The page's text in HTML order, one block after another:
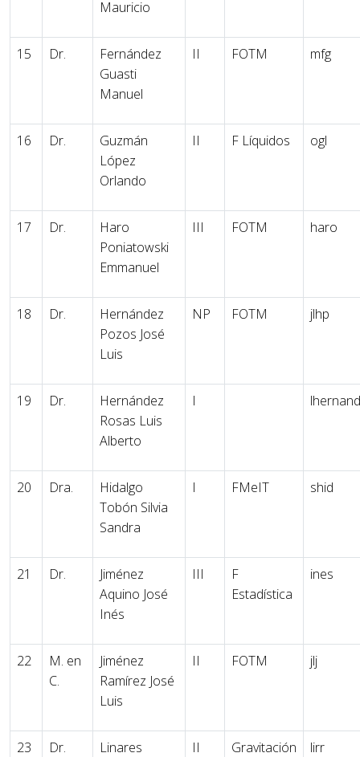
Mauricio
15 Dr.
Fernández
Guasti
Manuel
II FOTM mfg
16 Dr.
Guzmán
López
Orlando
II F Líquidos ogl
17 Dr.
Haro
Poniatowski
Emmanuel
III FOTM haro
18 Dr.
Hernández
Pozos José
Luis
NP FOTM jlhp
19 Dr.
Hernández
Rosas Luis
Alberto
I
20 Dra.
Hidalgo
Tobón Silvia
Sandra
I FMeIT shid
21 Dr.
Jiménez
Aquino José
Inés
III
F
Estadística
ines
22
M. en
C.
Jiménez
Ramírez José
Luis
II FOTM jlj
23 Dr.
Linares
II Gravitación lirr